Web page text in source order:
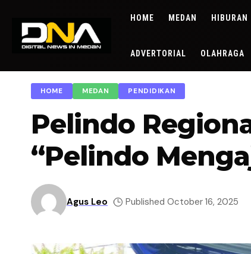
HOME MEDAN HIBURAN
ADVERTORIAL OLAHRAGA
HOME MEDAN PENDIDIKAN
Pelindo
“Pelindo
Agus Leo Published October 16, 2025